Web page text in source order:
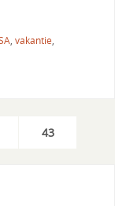
, vakantie,
43